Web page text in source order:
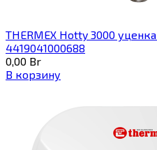
THERMEX Hotty 3000
4419041000688
0,00 Br
В корзину